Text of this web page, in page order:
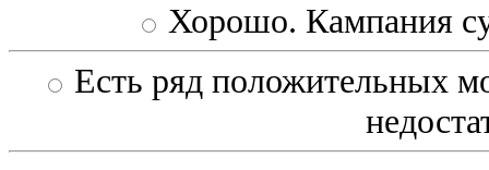
Хорошо. Кампания
Есть ряд положительных